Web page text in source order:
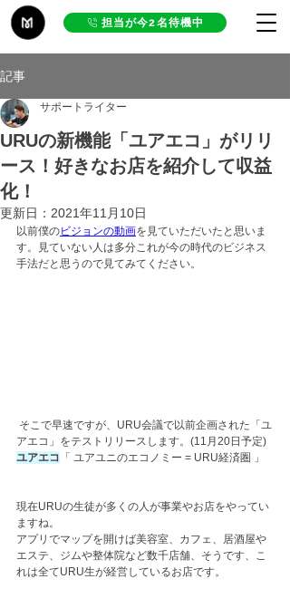
担当が今2名待機中
記事
URUの新機能「ユアエコ」がリリ
ース！好きなお店を紹介して収益
化！
サポートライター
更新日： 2021年11月10日
以前僕のビジョンの動画を見ていただいたと思いま
す。見ていない人は多分これが今の時代のビジネス
手法だと思うので見てみてください。
アエコ」をテストリリースします。(11月20日予定)
ユアエコ 「 ユアユニのエコノミー = URU経済圏 」
現在URUの生徒が多くの人が事業やお店をやってい
ますね。
アプリでマップを開けば美容室、カフェ、居酒屋や
エステ、ジムや整体院など数千店舗、そうです、こ
れは全てURU生が経営しているお店です。